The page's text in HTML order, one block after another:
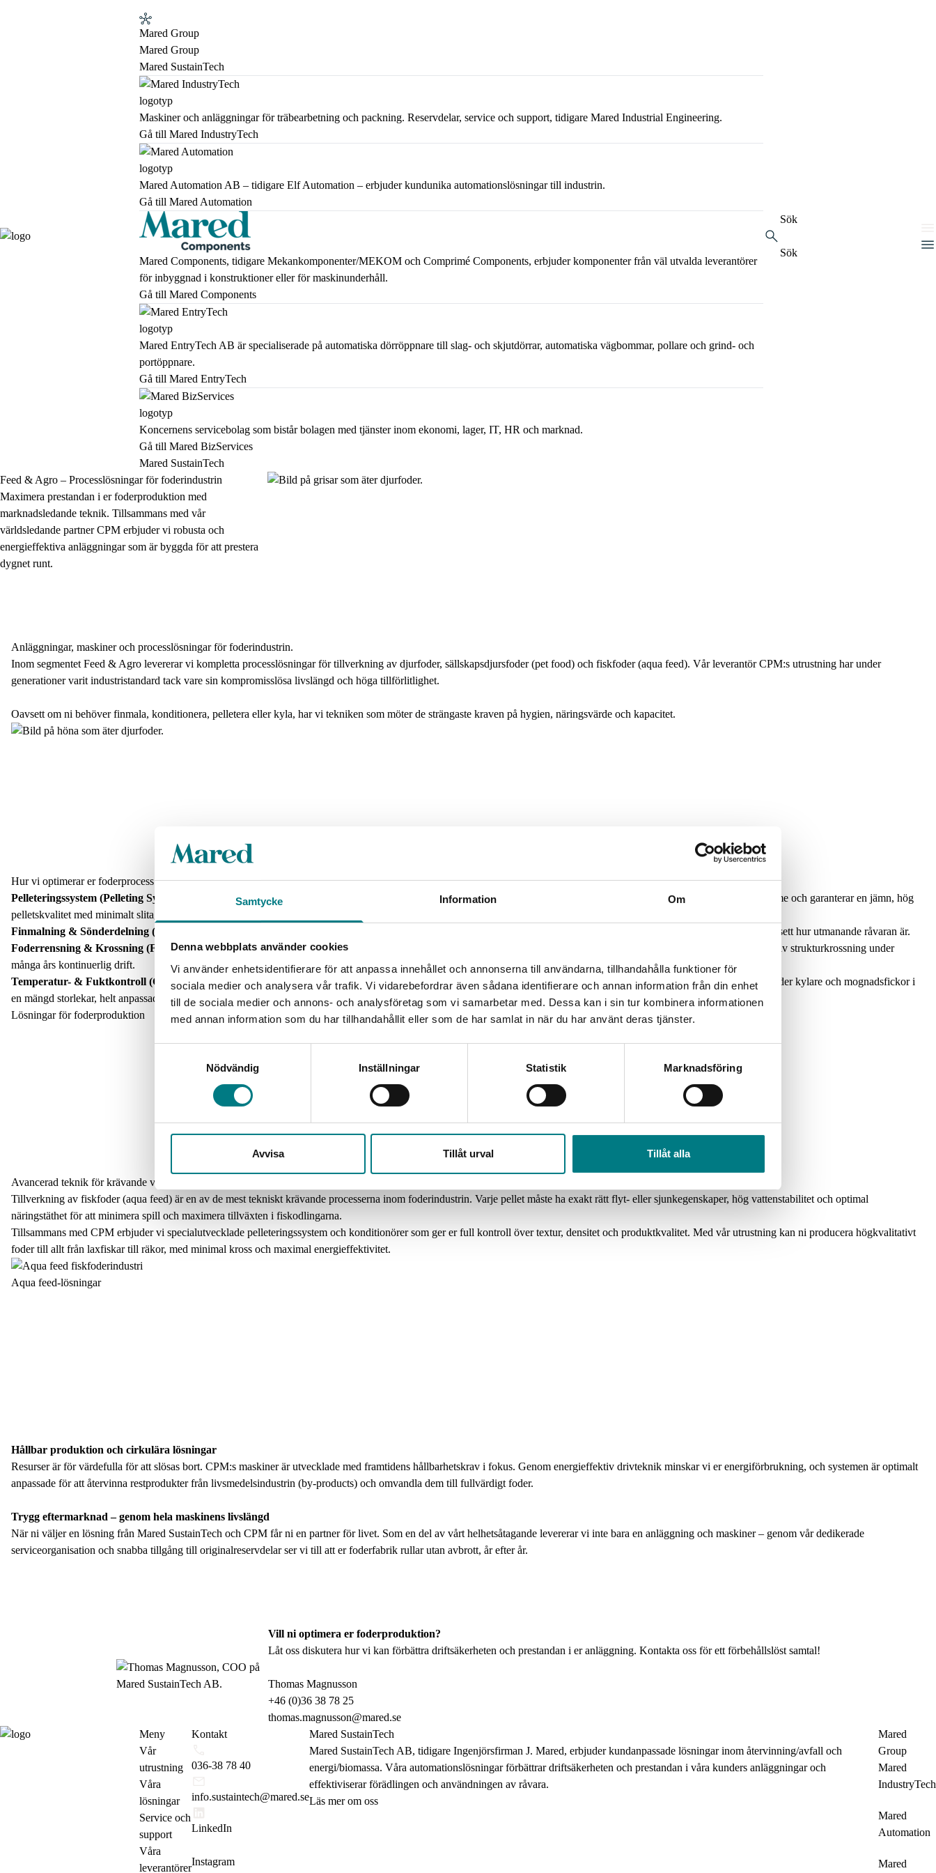
Samtycke Information Om
Denna webbplats använder cookies
Vi använder enhetsidentifierare för att anpassa innehållet och annonserna till användarna, tillhandahålla funktioner för
sociala medier och analysera vår trafik. Vi vidarebefordrar även sådana identifierare och annan information från din enhet
till de sociala medier och annons- och analysföretag som vi samarbetar med. Dessa kan i sin tur kombinera informationen
med annan information som du har tillhandahållit eller som de har samlat in när du har använt deras tjänster.
Nödvändig
Inställningar Statistik Marknadsföring
Avvisa Tillåt urval Tillåt alla
Mared Group
Mared Group
Mared SustainTech
Maskiner och anläggningar för träbearbetning och packning. Reservdelar, service och support, tidigare Mared Industrial Engineering.
Gå till Mared IndustryTech
Mared Automation AB – tidigare Elf Automation – erbjuder kundunika automationslösningar till industrin.
Gå till Mared Automation
Mared Components, tidigare Mekankomponenter/MEKOM och Comprimé Components, erbjuder komponenter från väl utvalda leverantörer
för inbyggnad i konstruktioner eller för maskinunderhåll.
Gå till Mared Components
Mared EntryTech AB är specialiserade på automatiska dörröppnare till slag- och skjutdörrar, automatiska vägbommar, pollare och grind- och
portöppnare.
Gå till Mared EntryTech
Koncernens servicebolag som bistår bolagen med tjänster inom ekonomi, lager, IT, HR och marknad.
Gå till Mared BizServices
Mared SustainTech
Sök
Sök
Feed & Agro – Processlösningar för foderindustrin
Maximera prestandan i er foderproduktion med
marknadsledande teknik. Tillsammans med vår
världsledande partner CPM erbjuder vi robusta och
energieffektiva anläggningar som är byggda för att prestera
dygnet runt.
Anläggningar, maskiner och processlösningar för foderindustrin.
Inom segmentet Feed & Agro levererar vi kompletta processlösningar för tillverkning av djurfoder, sällskapsdjursfoder (pet food) och fiskfoder (aqua feed). Vår leverantörCPM:s utrustning har under
generationer varit industristandard tack vare sin kompromisslösa livslängd och höga tillförlitlighet.
Oavsett om ni behöver finmala, konditionera, pelletera eller kyla, har vi tekniken som möter de strängaste kraven på hygien, näringsvärde och kapacitet.
Hur vi optimerar er foderprocess
Pelleteringssystem (Pelleting Systems):
CPM:s pelletpressar är kända som foderindustrins arbetshästar. De hanterar allt från mindre volymer till extremt höga tonnage per timme och garanterar en jämn, hög
pelletskvalitet med minimalt slitage.
Finmalning & Sönderdelning (Particle Size Reduction):
oavsett hur utmanande råvaran är.
Foderrensning & Krossning (Feed Cleaners & Crumblers):Anläggningar med hög kapacitet och användarvänliga funktioner som säkerställer en ren slutprodukt och effektiv strukturkrossning under
många års kontinuerlig drift.
Temperatur- & Fuktkontroll (Coolers & Conditioning):Att kyla och torka foder kräver djup teknisk förståelse för att bibehålla näringsämnen och produktsäkerhet. Vi erbjuder kylare och mognadsfickor i
en mängd storlekar, helt anpassade efter era lokala miljöförhållanden.
Lösningar för foderproduktion
Avancerad teknik för krävande vattenbruk
Tillverkning av fiskfoder (aqua feed) är en av de mest tekniskt krävande processerna inom foderindustrin. Varje pellet måste ha exakt rätt flyt- eller sjunkegenskaper, hög vattenstabilitet och optimal
näringstäthet för att minimera spill och maximera tillväxten i fiskodlingarna.
Tillsammans med CPM erbjuder vi specialutvecklade pelleteringssystem och konditionörer som ger er full kontroll över textur, densitet och produktkvalitet. Med vår utrustning kan ni producera högkvalitativt
foder till allt från laxfiskar till räkor, med minimal kross och maximal energieffektivitet.
Aqua feed-lösningar
Hållbar produktion och cirkulära lösningar
Resurser är för värdefulla för att slösas bort. CPM:s maskiner är utvecklade med framtidens hållbarhetskrav i fokus. Genom energieffektiv drivteknik minskar vi er energiförbrukning, och systemen är optimalt
anpassade för att återvinna restprodukter från livsmedelsindustrin (by-products) och omvandla dem till fullvärdigt foder.
Trygg eftermarknad – genom hela maskinens livslängd
När ni väljer en lösning från Mared SustainTech och CPM får ni en partner för livet. Som en del av vårt helhetsåtagande levererar vi inte bara en anläggning och maskiner – genom vår dedikerade
serviceorganisation och snabba tillgång till originalreservdelar ser vi till att er foderfabrik rullar utan avbrott, år efter år.
Vill ni optimera er foderproduktion?
Låt oss diskutera hur vi kan förbättra driftsäkerheten och prestandan i er anläggning. Kontakta oss för ett förbehållslöst samtal!
Thomas Magnusson
+46 (0)36 38 78 25
thomas.magnusson@mared.se
Meny
Vår
utrustning
Våra
lösningar
Service och
support
Våra
leverantörer
Kontakt
036-38 78 40
info.sustaintech@mared.se
LinkedIn
Instagram
Mared SustainTech
Mared SustainTech AB, tidigare Ingenjörsfirman J. Mared, erbjuder kundanpassade lösningar inom återvinning/avfall och
energi/biomassa. Våra automationslösningar förbättrar driftsäkerheten och prestandan i våra kunders anläggningar och
effektiviserar förädlingen och användningen av råvara.
Läs mer om oss
Mared
Group
Mared
IndustryTech
Mared
Automation
Mared